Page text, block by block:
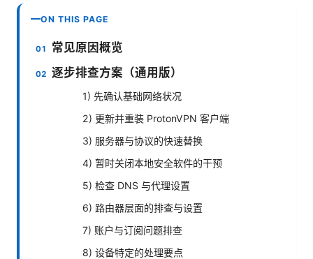
ON THIS PAGE
常见原因概览
逐步排查方案（通用版）
1) 先确认基础网络状况
2) 更新并重装 ProtonVPN 客户端
3) 服务器与协议的快速替换
4) 暂时关闭本地安全软件的干预
5) 检查 DNS 与代理设置
6) 路由器层面的排查与设置
7) 账户与订阅问题排查
8) 设备特定的处理要点